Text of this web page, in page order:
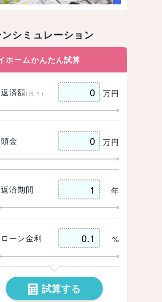
ンシミュレーション
ホームかんたん試算
返済額(月々) 万円
頭金 万円
返済期間 年
ローン金利 %
試算する